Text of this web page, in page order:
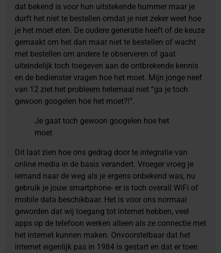
dat bekend is voor hun uitstekende hummer maar je
durft het niet te bestellen omdat je niet zeker weet hoe
je het moet eten. De oudere generatie heeft of de keuze
gemaakt om het dan maar niet te bestellen of wacht
met bestellen om andere te observeren of gaat
uiteindelijk toch toegeven aan de ontbrekende kennis
en de bedienster vragen hoe het moet. Mijn jonge neef
van 12 ziet het probleem helemaal niet “ga je toch
gewoon googelen hoe het moet?!”.
Je gaat toch gewoon googelen hoe het
moet
Dit laat zien hoe ons gedrag door te integratie van
online media in de basis verandert. Vroeger vroeg je
iemand naar de weg als je ergens onbekend was, nu
gebruik je jouw smartphone- er is toch overall WiFi of
mobile data beschikbaar. Het is voor ons normaal
geworden dat wij toegang tot internet hebben, veel
apps op de telefoon werken alleen als ze connectie met
het internet kunnen maken. Onvoorstelbaar dat het
internet eigenlijk pas in 1984 is gestart en dat er toen